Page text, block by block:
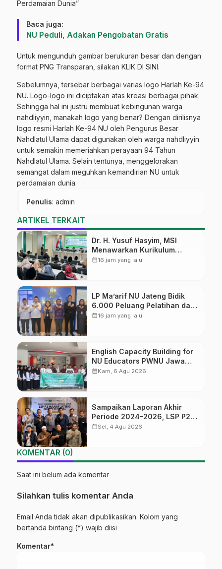
Perdamaian Dunia”
Baca juga:
NU Peduli, Adakan Pengobatan Gratis
Untuk mengunduh gambar berukuran besar dan dengan
format PNG Transparan, silakan KLIK DI SINI.
Sebelumnya, tersebar berbagai varias logo Harlah Ke-94
NU. Logo-logo ini diciptakan atas kreasi berbagai pihak.
Sehingga hal ini justru membuat kebingunan warga
nahdliyyin, manakah logo yang benar? Dengan dirilisnya
logo resmi Harlah Ke-94 NU oleh Pengurus Besar
Nahdlatul Ulama dapat digunakan oleh warga nahdliyyin
untuk semakin memeriahkan perayaan 94 Tahun
Nahdlatul Ulama. Selain tentunya, menggelorakan
semangat dalam meguhkan kemandirian NU untuk
perdamaian dunia.
Penulis: admin
ARTIKEL TERKAIT
Dr. H. Yusuf Hasyim, MSI
Menawarkan Kurikulum
Diversifikasi, Harapan Baru
calendar_month16 jam yang lalu
LP Ma’arif NU Jateng Bidik
6.000 Peluang Pelatihan dan
Sertifikasi bagi Lulusan SMK
calendar_month16 jam yang lalu
English Capacity Building for
NU Educators PWNU Jawa
Tengah Batch#4; Membuka
calendar_monthKam, 6 Agu 2026
Sampaikan Laporan Akhir
Periode 2024–2026, LSP P2
Ma’arif NU Jateng Mantapkan
calendar_monthSel, 4 Agu 2026
KOMENTAR (0)
Saat ini belum ada komentar
Silahkan tulis komentar Anda
Email Anda tidak akan dipublikasikan. Kolom yang
bertanda bintang (*) wajib diisi
Komentar*